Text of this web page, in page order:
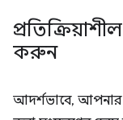
করুন
আদর্শভাবে, আপনার